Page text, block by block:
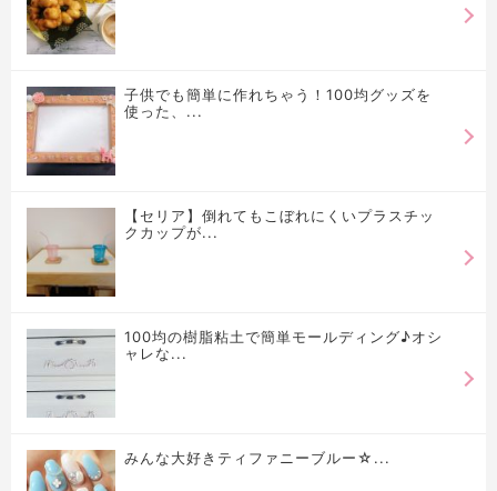
子供でも簡単に作れちゃう！100均グッズを
使った、...
【セリア】倒れてもこぼれにくいプラスチッ
クカップが...
100均の樹脂粘土で簡単モールディング♪オシ
ャレな...
みんな大好きティファニーブルー☆...